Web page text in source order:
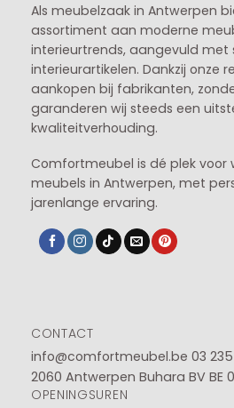
Als meubelzaak in Antwerpen
assortiment aan moderne
interieurtrends, aangevuld met
interieurartikelen. Dankzij onze
aankopen bij fabrikanten,
garanderen wij steeds een
kwaliteitverhouding.
Comfortmeubel is dé plek voor
meubels in Antwerpen, met
jarenlange ervaring.
CONTACT
info@comfortmeubel.be 03
2060 Antwerpen Buhara BV BE
OPENINGSUREN